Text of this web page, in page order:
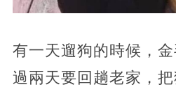
有一天遛狗的時候，
過兩天要回趟老家，